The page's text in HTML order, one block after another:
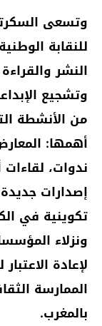
وتسعى
للنقابة
النشر
وتشجيع
من الأنشطة
أهمها:
ندوات،
إصدارات
تكوينية في
ونزلاء
لإعادة
الممارسة
بالمغرب.